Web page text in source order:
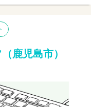
ィス業務を後方からサ
・人事・労務・法務・
く事が可能です。
願いします。
リアを積みたい方、総
鹿児島市）